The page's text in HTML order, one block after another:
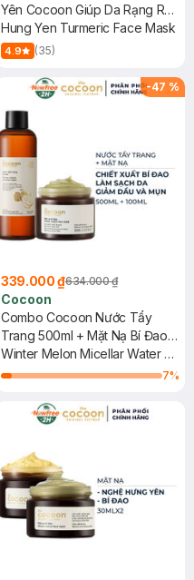
Yên Cocoon Giúp Da Rạng Rỡ
Mịn Màng 100ml
Hung Yen Turmeric Face Mask
4.9 (35)
-47 %
339.000 ₫634.000 ₫
Cocoon
Combo Cocoon Nước Tẩy
Trang 500ml + Mặt Nạ Bí Đao
Giảm Dầu & Mụn 100ml
Winter Melon Micellar Water +
Face Mask
7%